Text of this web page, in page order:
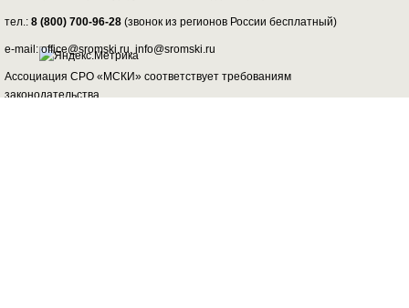
тел.: 8 (800) 700-96-28 (звонок из регионов России бесплатный)
e-mail: office@sromski.ru, info@sromski.ru
Ассоциация СРО «МСКИ» соответствует требованиям
законодательства